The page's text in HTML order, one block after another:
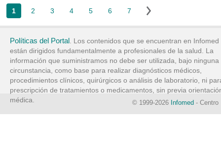
1 2 3 4 5 6 7
Políticas del Portal. Los contenidos que se encuentran en Infomed
están dirigidos fundamentalmente a profesionales de la salud. La
información que suministramos no debe ser utilizada, bajo ninguna
circunstancia, como base para realizar diagnósticos médicos,
procedimientos clínicos, quirúrgicos o análisis de laboratorio, ni
prescripción de tratamientos o medicamentos, sin previa
médica.
© 1999-2026 Infomed - Centro